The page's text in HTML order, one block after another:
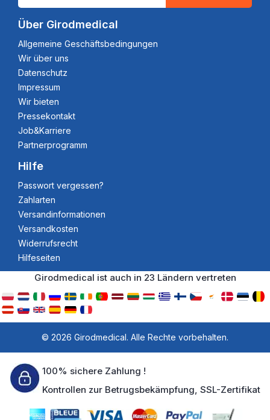
Über Girodmedical
Allgemeine Geschäftsbedingungen
Wir über uns
Datenschutz
Impressum
Wir bieten
Pressekontakt
Job&Karriere
Partnerprogramm
Hilfe
Passwort vergessen?
Zahlarten
Versandinformationen
Versandkosten
Widerrufsrecht
Hilfeseiten
Girodmedical ist auch in 23 Ländern vertreten
© 2026 Girodmedical. Alle Rechte vorbehalten.
100% sichere Zahlung !
Kontrollen zur Betrugsbekämpfung, SSL-Zertifikat